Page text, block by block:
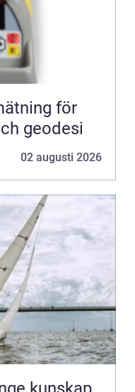
geodesi
02 augusti 2026